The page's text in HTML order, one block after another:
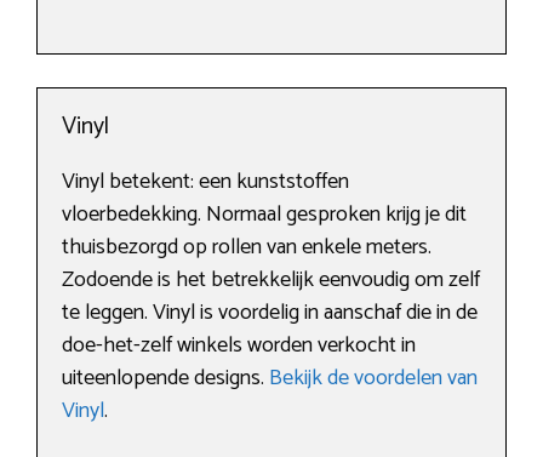
Vinyl
Vinyl betekent: een kunststoffen
vloerbedekking. Normaal gesproken krijg je dit
thuisbezorgd op rollen van enkele meters.
Zodoende is het betrekkelijk eenvoudig om zelf
te leggen. Vinyl is voordelig in aanschaf die in de
doe-het-zelf winkels worden verkocht in
uiteenlopende designs. Bekijk de voordelen van
Vinyl.